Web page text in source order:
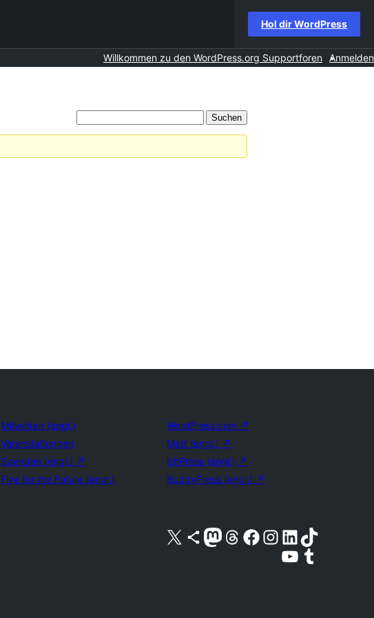
Hol dir WordPress
Willkommen zu den WordPress.org Supportforen Anmelden
Mitwirken (engl.)
Veranstaltungen
Spenden (engl.) ↗
Five for the Future (engl.)
WordPress.com ↗
Matt (engl.) ↗
bbPress (engl.) ↗
BuddyPress (engl.) ↗
Unser X-Konto (früher Twitter) besuchen
Unser Bluesky-Konto besuchen
Unser Mastodon-Konto besuchen
Unser Threads-Konto besuchen
Unsere Facebook-Seite besuchen
Unser Instagram-Konto besuchen
Unser LinkedIn-Konto besuchen
Unser TikTok-Konto
Unseren YouTube-Kanal besuchen
Unser Tumblr-Konto